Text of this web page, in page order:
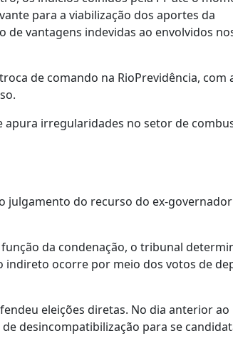
para a viabilização dos aportes da
de vantagens indevidas ao envolvidos
de comando na RioPrevidência, com
apura irregularidades no setor de
julgamento do recurso do ex-
da condenação, o tribunal
indireto ocorre por meio dos votos de
eleições diretas. No dia anterior ao
desincompatibilização para se